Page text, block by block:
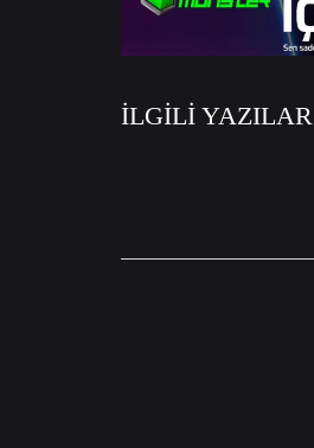
İLGİLİ YAZILAR